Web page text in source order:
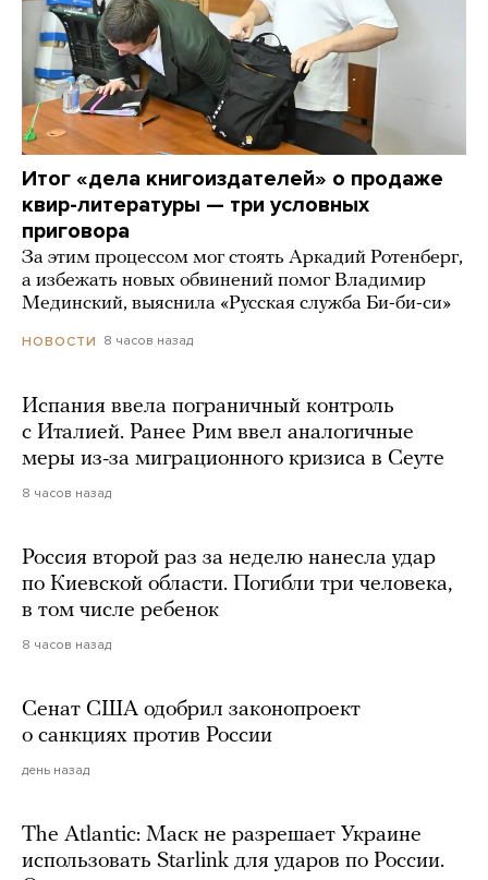
Итог «дела книгоиздателей» о продаже
квир-литературы — три условных
приговора
За этим процессом мог стоять Аркадий Ротенберг,
а избежать новых обвинений помог Владимир
Мединский, выяснила «Русская служба Би-би-си»
НОВОСТИ 8 часов назад
Испания ввела пограничный контроль
с Италией. Ранее Рим ввел аналогичные
меры из-за миграционного кризиса в Сеуте
8 часов назад
Россия второй раз за неделю нанесла удар
по Киевской области. Погибли три человека,
в том числе ребенок
8 часов назад
Сенат США одобрил законопроект
о санкциях против России
день назад
The Atlantic: Маск не разрешает Украине
использовать Starlink для ударов по России.